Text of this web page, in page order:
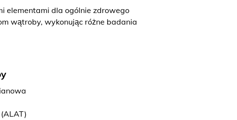
elementami dla ogólnie zdrowego
wątroby, wykonując różne badania